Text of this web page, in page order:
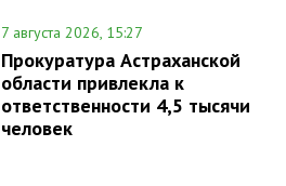
7 августа 2026, 15:27
Прокуратура Астраханской
области привлекла к
ответственности 4,5 тысячи
человек